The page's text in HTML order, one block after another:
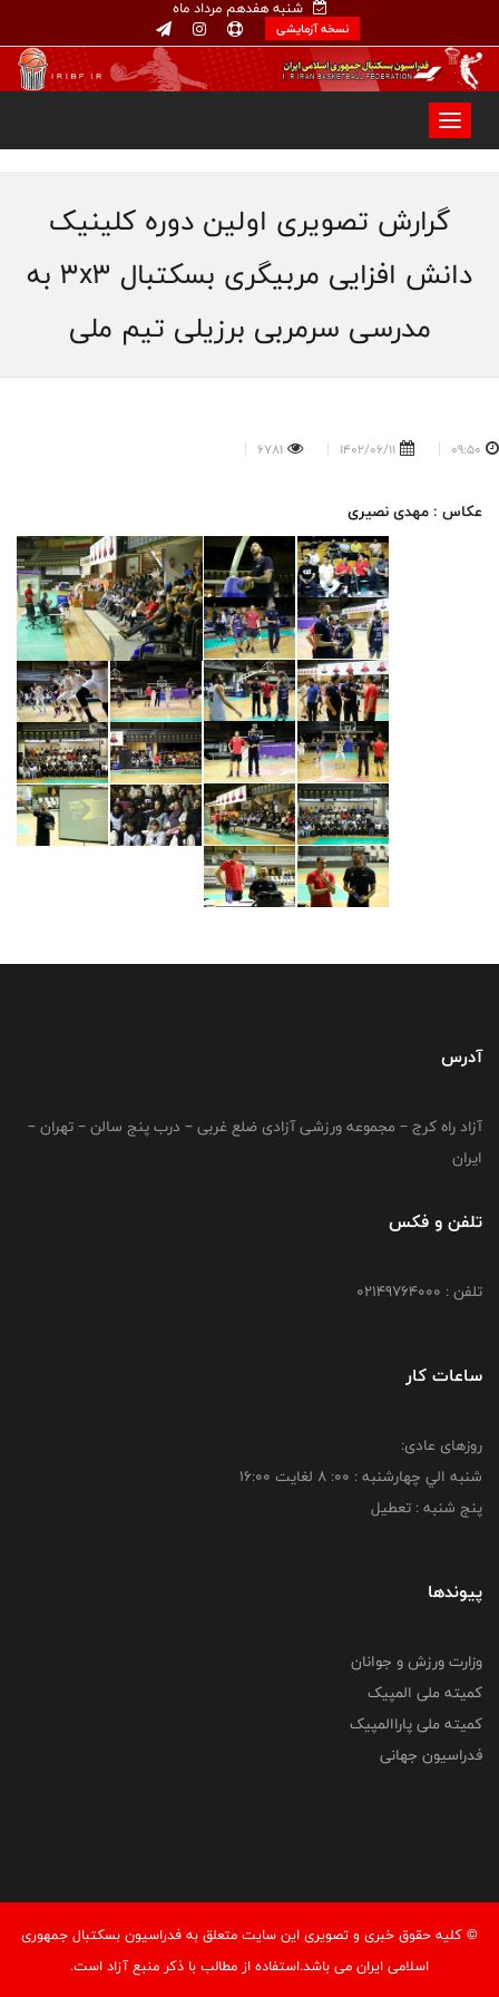
شنبه هفدهم مرداد ماه
نسخه آزمایشی
گرارش تصویری اولین دوره کلینیک
دانش افزایی مربیگری بسکتبال 3x3 به
مدرسی سرمربی برزیلی تیم ملی
09:50
1402/06/11
6781
عکاس : مهدی نصیری
آدرس
آزاد راه کرج – مجموعه ورزشی آزادی ضلع غربی – درب پنج سالن – تهران –
ایران
تلفن و فکس
تلفن : 02149764000
ساعات کار
روزهای عادی:
شنبه الي چهارشنبه : 00: 8 لغايت 16:00
پنج شنبه : تعطیل
پیوندها
وزارت ورزش و جوانان
کمیته ملی المپیک
کمیته ملی پاراالمپیک
فدراسیون جهانی
© کليه حقوق خبری و تصويری اين سايت متعلق به فدراسیون بسکتبال جمهوری
اسلامی ایران می باشد.استفاده از مطالب با ذكر منبع آزاد است.